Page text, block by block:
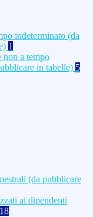
indeterminato (da
1
non a tempo
in tabelle) 5
(da pubblicare
ai dipendenti
18